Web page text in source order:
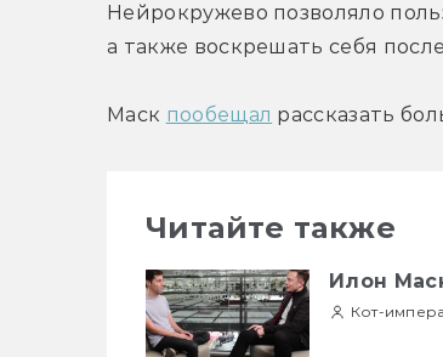
Нейрокружево позволяло
а также воскрешать себя
Маск пообещал рассказать
Читайте также
Илон
Кот-